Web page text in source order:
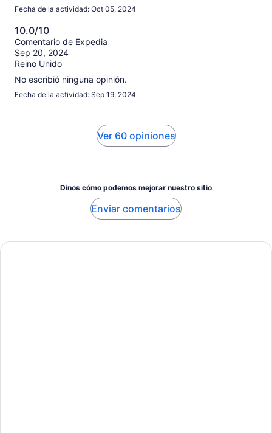
Fecha de la actividad: Oct 05, 2024
10.0/10
10.0
de
10
Comentario de Expedia
Sep 20, 2024
Reino Unido
No escribió ninguna opinión.
Fecha de la actividad: Sep 19, 2024
Ver 60 opiniones
Dinos cómo podemos mejorar nuestro sitio
Enviar comentarios